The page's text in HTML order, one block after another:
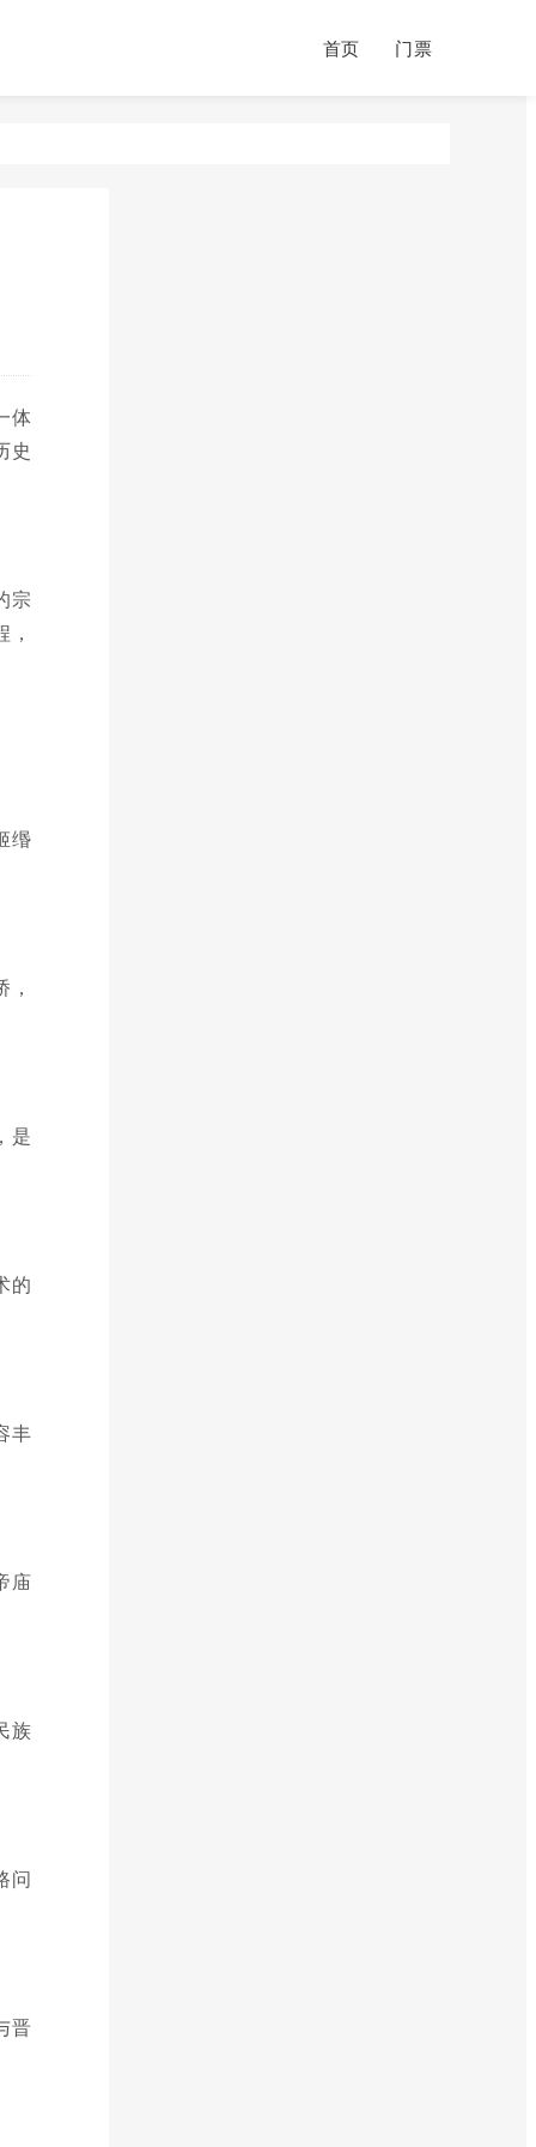
首页 门票
体
史
宗
缗
是
的
丰
庙
族
问
晋